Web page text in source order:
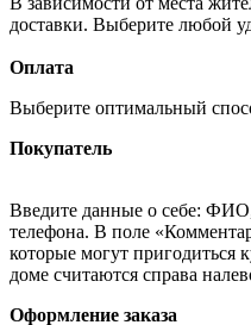
доставки. Выберите любой
Оплата
Выберите оптимальный
Покупатель
Введите данные о себе:
телефона. В поле
которые могут пригодиться
доме считаются справа
Оформление заказа